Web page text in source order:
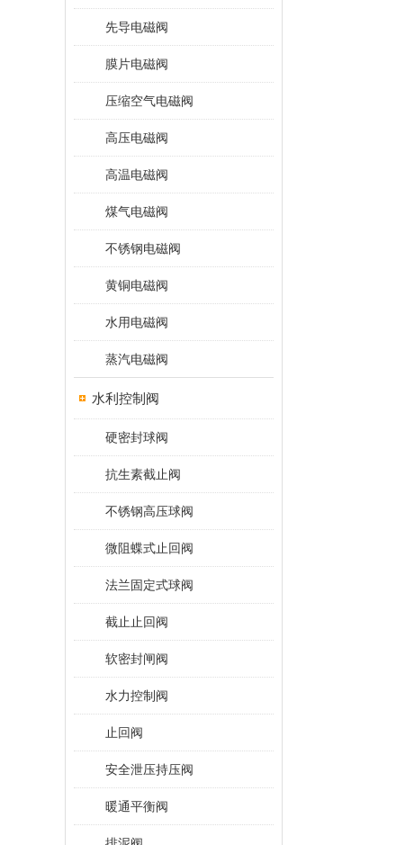
先导电磁阀
膜片电磁阀
压缩空气电磁阀
高压电磁阀
高温电磁阀
煤气电磁阀
不锈钢电磁阀
黄铜电磁阀
水用电磁阀
蒸汽电磁阀
水利控制阀
硬密封球阀
抗生素截止阀
不锈钢高压球阀
微阻蝶式止回阀
法兰固定式球阀
截止止回阀
软密封闸阀
水力控制阀
止回阀
安全泄压持压阀
暖通平衡阀